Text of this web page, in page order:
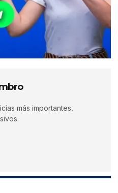
más importantes,